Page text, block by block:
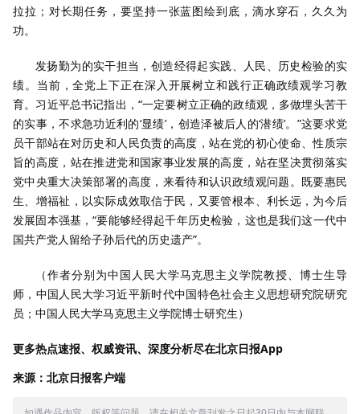
拉拉；对长期任务，要坚持一张蓝图绘到底，滴水穿石，久久为
功。
发扬勤为的实干担当，创造经得起实践、人民、历史检验的实
绩。当前，全党上下正在深入开展树立和践行正确政绩观学习教
育。习近平总书记指出，“一定要树立正确的政绩观，多做埋头苦干
的实事，不求急功近利的‘显绩’，创造泽被后人的‘潜绩’。”这要求党
员干部站在对历史和人民负责的高度，站在党的初心使命、性质宗
旨的高度，站在推进党和国家事业发展的高度，站在坚决贯彻落实
党中央重大决策部署的高度，来看待和认识政绩观问题。既要惠民
生、增福祉，以实际成效取信于民，又要管根本、利长远，为今后
发展固本强基，“要能够经得起千年历史检验，这也是我们这一代中
国共产党人留给子孙后代的历史遗产”。
（作者分别为中国人民大学马克思主义学院教授、博士生导
师，中国人民大学习近平新时代中国特色社会主义思想研究院研究
员；中国人民大学马克思主义学院博士研究生）
更多热点速报、权威资讯、深度分析尽在北京日报App
来源：北京日报客户端